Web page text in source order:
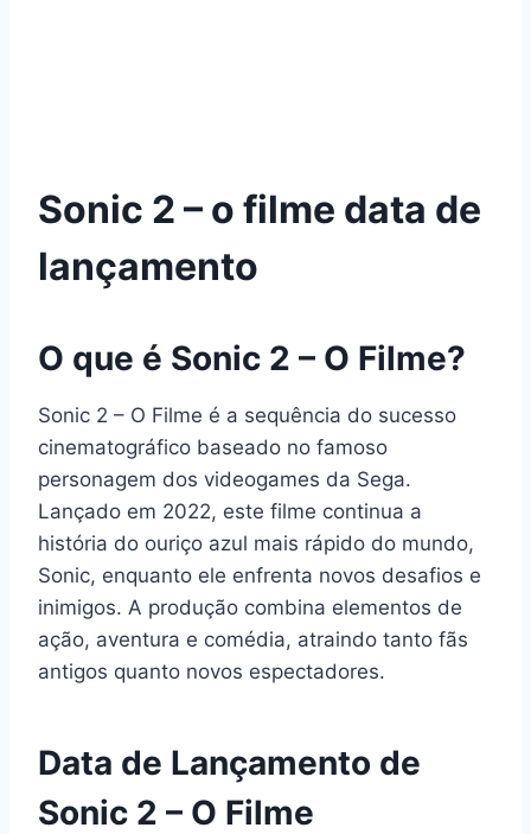
Sonic 2 – o filme data de
lançamento
O que é Sonic 2 – O Filme?
Sonic 2 – O Filme é a sequência do sucesso
cinematográfico baseado no famoso
personagem dos videogames da Sega.
Lançado em 2022, este filme continua a
história do ouriço azul mais rápido do mundo,
Sonic, enquanto ele enfrenta novos desafios e
inimigos. A produção combina elementos de
ação, aventura e comédia, atraindo tanto fãs
antigos quanto novos espectadores.
Data de Lançamento de
Sonic 2 – O Filme